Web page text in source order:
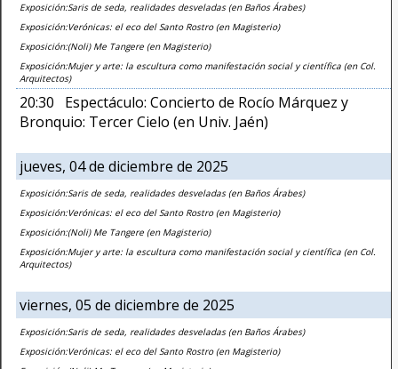
Exposición:Saris de seda, realidades desveladas (en Baños Árabes)
Exposición:Verónicas: el eco del Santo Rostro (en Magisterio)
Exposición:(Noli) Me Tangere (en Magisterio)
Exposición:Mujer y arte: la escultura como manifestación social y científica (en Col.
Arquitectos)
20:30 Espectáculo: Concierto de Rocío Márquez y
Bronquio: Tercer Cielo (en Univ. Jaén)
jueves, 04 de diciembre de 2025
Exposición:Saris de seda, realidades desveladas (en Baños Árabes)
Exposición:Verónicas: el eco del Santo Rostro (en Magisterio)
Exposición:(Noli) Me Tangere (en Magisterio)
Exposición:Mujer y arte: la escultura como manifestación social y científica (en Col.
Arquitectos)
viernes, 05 de diciembre de 2025
Exposición:Saris de seda, realidades desveladas (en Baños Árabes)
Exposición:Verónicas: el eco del Santo Rostro (en Magisterio)